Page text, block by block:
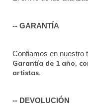
-- GARANTÍA
Garantía de 1 año,
artistas.
-- DEVOLUCIÓN